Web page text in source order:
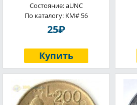
Состояние: aUNC
По каталогу: KM# 56
25P
Купить